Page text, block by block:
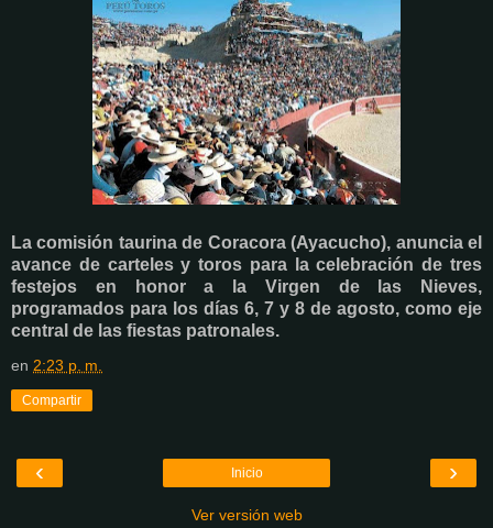
La comisión taurina de Coracora (Ayacucho), anuncia el
avance de carteles y toros para la celebración de tres
festejos en honor a la Virgen de las Nieves,
programados para los días 6, 7 y 8 de agosto, como eje
central de las fiestas patronales.
en 2:23 p. m.
Compartir
‹ ›
Inicio
Ver versión web